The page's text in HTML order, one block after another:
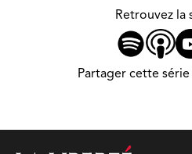
Retrouvez la
Partager cette